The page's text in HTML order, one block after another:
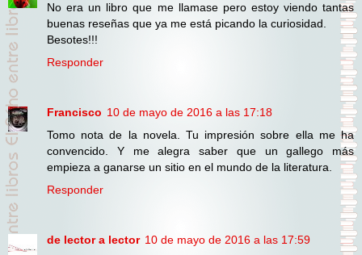
No era un libro que me llamase pero estoy viendo tantas
buenas reseñas que ya me está picando la curiosidad.
Besotes!!!
Responder
Francisco 10 de mayo de 2016 a las 17:18
Tomo nota de la novela. Tu impresión sobre ella me ha
convencido. Y me alegra saber que un gallego más
empieza a ganarse un sitio en el mundo de la literatura.
Responder
de lector a lector 10 de mayo de 2016 a las 17:59